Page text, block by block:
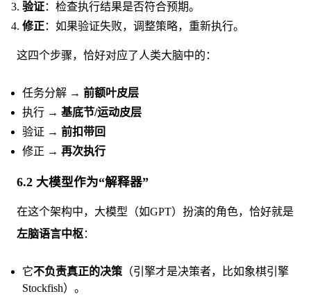
验证：检查执行结果是否符合预期。
修正：如果验证失败，调整策略，重新执行。
这四个步骤，恰好对应了人类大脑中的：
任务分解 → 前额叶皮层
执行 → 基底节/运动皮层
验证 → 前扣带回
修正 → 再次执行
6.2 大模型作为“解释器”
在这个架构中，大模型（如GPT）扮演的角色，恰好就是
左脑语言中枢 ：
它不负责真正的决策 （引擎才是决策者，比如象棋引擎
Stockfish）。